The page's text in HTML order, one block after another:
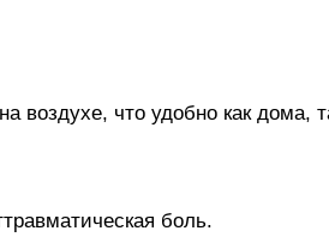
воздухе, что удобно как дома,
боль.